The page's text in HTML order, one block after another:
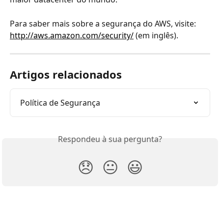
Para saber mais sobre a segurança do AWS, visite:
http://aws.amazon.com/security/ (em inglês).
Artigos relacionados
Política de Segurança
Respondeu à sua pergunta?
😞 😐 😃